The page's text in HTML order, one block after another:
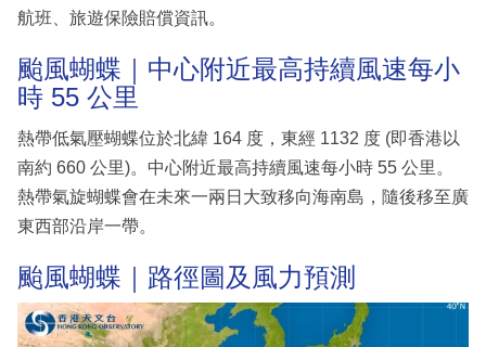
時
事
專
欄
訂
閱
專
區
航班、旅遊保險賠償資訊。
颱風蝴蝶｜中心附近最高持續風速每小
時 55 公里
熱帶低氣壓蝴蝶位於北緯 164 度，東經 1132 度 (即香港以
南約 660 公里)。中心附近最高持續風速每小時 55 公里。
熱帶氣旋蝴蝶會在未來一兩日大致移向海南島，隨後移至廣
東西部沿岸一帶。
颱風蝴蝶｜路徑圖及風力預測